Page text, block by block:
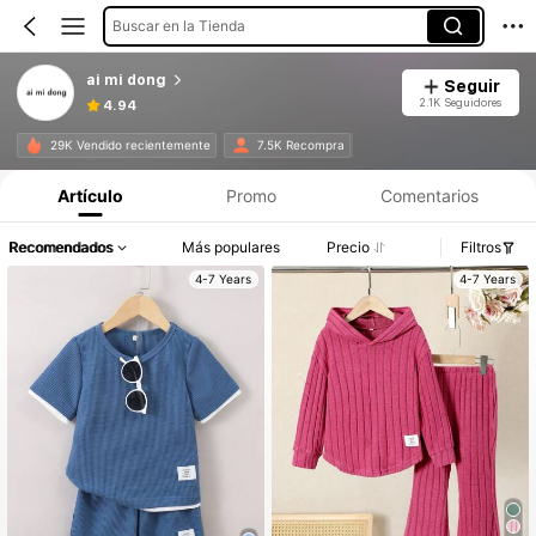
Buscar en la Tienda
ai mi dong
4.94
Seguir
2.1K Seguidores
29K Vendido recientemente 7.5K Recompra
Artículo Promo Comentarios
Recomendados Más populares Precio Filtros
4-7 Years 4-7 Years